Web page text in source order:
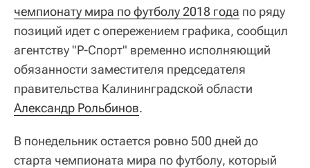
чемпионату мира по футболу 2018 года по ряду
позиций идет с опережением графика, сообщил
агентству "Р-Спорт" временно исполняющий
обязанности заместителя председателя
правительства Калининградской области
Александр Рольбинов.
В понедельник остается ровно 500 дней до
старта чемпионата мира по футболу, который